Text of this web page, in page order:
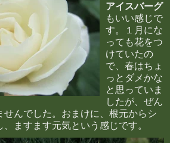
アイスバーグ
もいい感じで
す。１月にな
っても花をつ
けていたの
で、春はちょ
っとダメかな
と思っていま
したが、ぜん
せんでした。おまけに、根元からシ
ますます元気という感じです。